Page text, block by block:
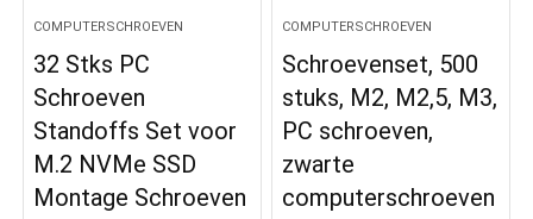
COMPUTERSCHROEVEN
32 Stks PC
Schroeven
Standoffs Set voor
M.2 NVMe SSD
Montage Schroeven
COMPUTERSCHROEVEN
Schroevenset, 500
stuks, M2, M2,5, M3,
PC schroeven,
zwarte
computerschroeven